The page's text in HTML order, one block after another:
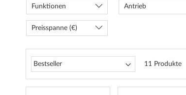
Funktionen Antrieb
Preisspanne (€)
11Produkte